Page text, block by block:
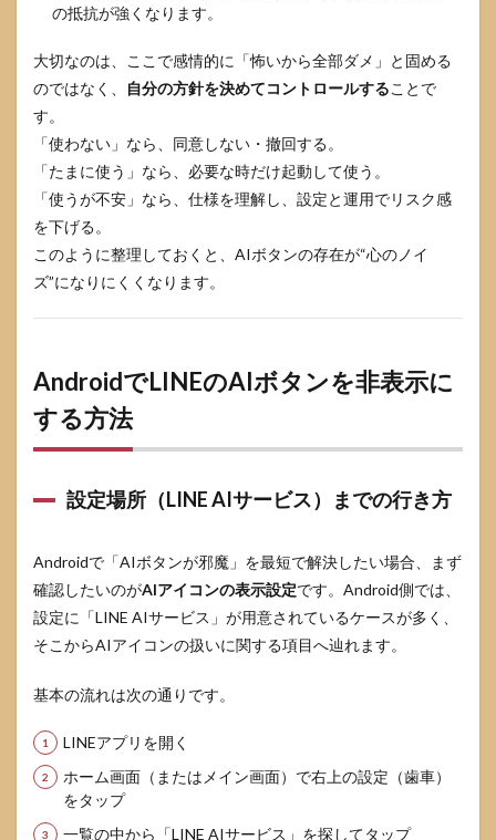
の抵抗が強くなります。
大切なのは、ここで感情的に「怖いから全部ダメ」と固める
のではなく、
自分の方針を決めてコントロールすることで
す。
「使わない」なら、同意しない・撤回する。
「たまに使う」なら、必要な時だけ起動して使う。
「使うが不安」なら、仕様を理解し、設定と運用でリスク感
を下げる。
このように整理しておくと、AIボタンの存在が“心のノイ
ズ”になりにくくなります。
AndroidでLINEのAIボタンを非表示に
する方法
設定場所（LINE AIサービス）までの行き方
Androidで「AIボタンが邪魔」を最短で解決したい場合、まず
確認したいのがAIアイコンの表示設定です。Android側では、
設定に「LINE AIサービス」が用意されているケースが多く、
そこからAIアイコンの扱いに関する項目へ辿れます。
基本の流れは次の通りです。
LINEアプリを開く
ホーム画面（またはメイン画面）で右上の設定（歯車）
をタップ
一覧の中から「LINE AIサービス」を探してタップ